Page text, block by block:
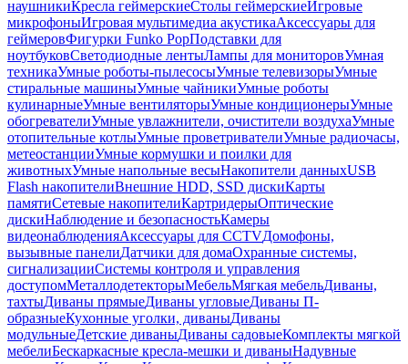
наушникиКресла геймерскиеСтолы геймерскиеИгровые
микрофоныИгровая мультимедиа акустикаАксессуары для
геймеровФигурки Funko PopПодставки для
ноутбуковСветодиодные лентыЛампы для мониторовУмная
техникаУмные роботы-пылесосыУмные телевизорыУмные
стиральные машиныУмные чайникиУмные роботы
кулинарныеУмные вентиляторыУмные кондиционерыУмные
обогревателиУмные увлажнители, очистители воздухаУмные
отопительные котлыУмные проветривателиУмные радиочасы,
метеостанцииУмные кормушки и поилки для
животныхУмные напольные весыНакопители данныхUSB
Flash накопителиВнешние HDD, SSD дискиКарты
памятиСетевые накопителиКартридерыОптические
дискиНаблюдение и безопасностьКамеры
видеонаблюденияАксессуары для CCTVДомофоны,
вызывные панелиДатчики для домаОхранные системы,
сигнализацииСистемы контроля и управления
доступомМеталлодетекторыМебельМягкая мебельДиваны,
тахтыДиваны прямыеДиваны угловыеДиваны П-
образныеКухонные уголки, диваныДиваны
модульныеДетские диваныДиваны садовыеКомплекты мягкой
мебелиБескаркасные кресла-мешки и диваныНадувные